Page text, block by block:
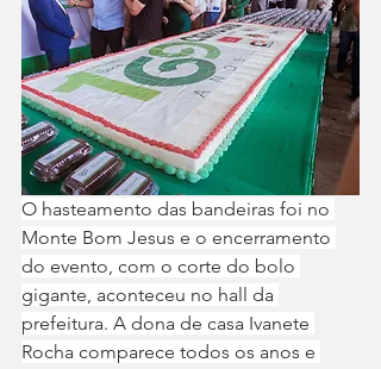
O hasteamento das bandeiras foi no
Monte Bom Jesus e o encerramento
do evento, com o corte do bolo
gigante, aconteceu no hall da
prefeitura. A dona de casa Ivanete
Rocha comparece todos os anos e